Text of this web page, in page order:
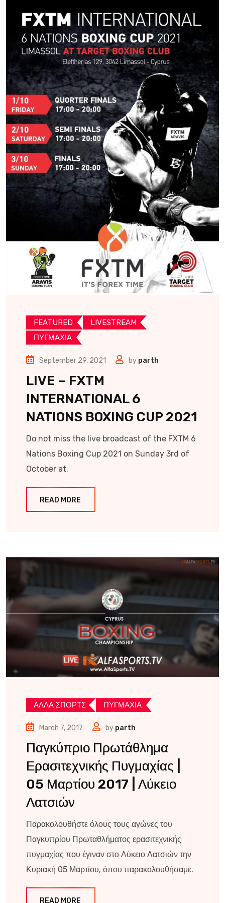
FEATURED
LIVESTREAM
ΠΥΓΜΑΧΙΑ
September 29, 2021 by parth
LIVE – FXTM
INTERNATIONAL 6
NATIONS BOXING CUP 2021
Do not miss the live broadcast of the FXTM 6
Nations Boxing Cup 2021 on Sunday 3rd of
October at.
READ MORE
ΑΛΛΑ ΣΠΟΡΤΣ ΠΥΓΜΑΧΙΑ
March 7, 2017 by parth
Παγκύπριο Πρωτάθλημα
Ερασιτεχνικής Πυγμαχίας |
05 Μαρτίου 2017 | Λύκειο
Λατσιών
Παρακολουθήστε όλους τους αγώνες του
Παγκυπρίου Πρωταθλήματος ερασιτεχνικής
πυγμαχίας που έγιναν στο Λύκειο Λατσιών την
Κυριακή 05 Μαρτίου, όπου παρακολουθήσαμε.
READ MORE